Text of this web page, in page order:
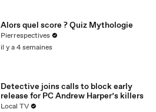
Alors quel score ? Quiz Mythologie
Pierrespectives
il y a 4 semaines
Detective joins calls to block early
release for PC Andrew Harper’s killers
Local TV